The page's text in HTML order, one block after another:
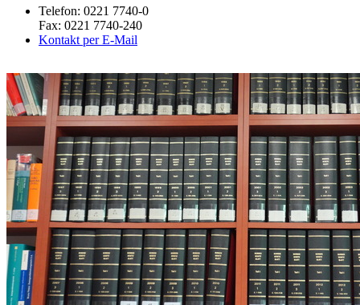
Telefon: 0221 7740-0
Fax: 0221 7740-240
Kontakt per E-Mail